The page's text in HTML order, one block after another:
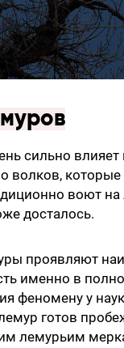
сильно
волков, которые
воют на
досталось.
проявляют
именно в
феномену у
готов
лемурьим